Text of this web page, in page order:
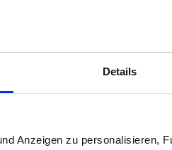
Details
Anzeigen zu personalisieren,